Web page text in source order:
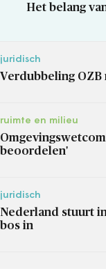
Het belang
juridisch
Verdubbeling OZB
ruimte en milieu
beoordelen'
juridisch
Nederland stuurt
bos in